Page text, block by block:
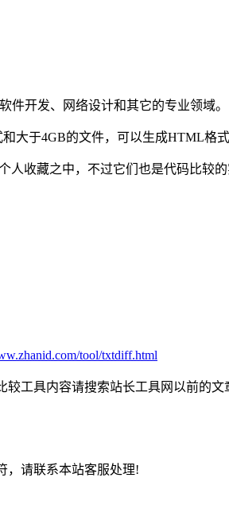
开发、网络设计和其它的专业领域。
于4GB的文件，可以生成HTML格式
藏之中，不过它们也是代码比较
tool/txtdiff.html
工具内容请搜索站长工具网以前的
，请联系本站客服处理!